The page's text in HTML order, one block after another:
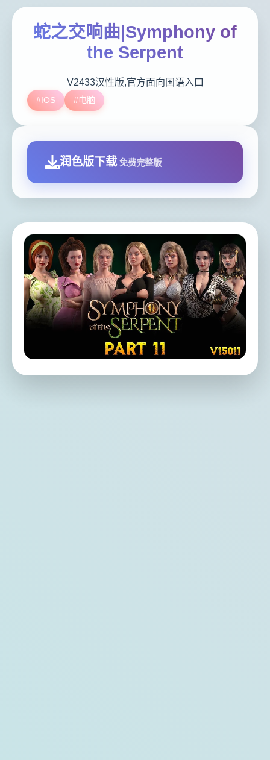
蛇之交响曲|Symphony of
the Serpent
V2433汉性版,官方面向国语入口
#IOS #电脑
润色版下载 免费完整版